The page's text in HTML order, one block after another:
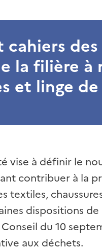
la filière
et linge
vise à définir le
contribuer à la
textiles,
dispositions
du 10
aux déchets.